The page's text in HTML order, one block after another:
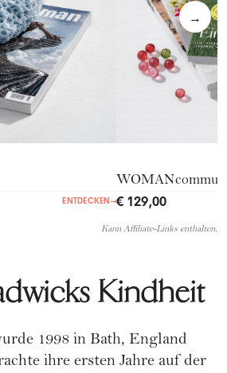
→
ENTDECKEN →€ 129,00
Kann Affiliate-Links enthalten.
Kindheit
1998 in Bath, England
ihre ersten Jahre auf der